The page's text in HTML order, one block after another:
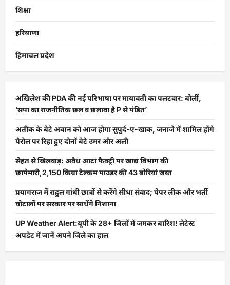
शिक्षा
हरियाणा
हिमाचल प्रदेश
अखिलेश की PDA की नई परिभाषा पर मायावती का पलटवार: बोलीं,
‘सपा का राजनीतिक छल व छलावा है P से पंडित’
अतीक के बेटे अबान को आज होगा सुपुर्द-ए-खाक, जनाजे में शामिल होंगे
पैरोल पर रिहा हुए दोनों बेटे उमर और अली
सेहत से खिलवाड़: अवैध आटा फैक्ट्री पर खाद्य विभाग की
छापेमारी,2,150 किग्रा टैल्कम पाउडर की 43 बोरियां जब्त
प्रयागराज में राहुल गांधी छात्रों से करेंगे सीधा संवाद; पेपर लीक और भर्ती
घोटालों पर सरकार पर साधेंगे निशाना
UP Weather Alert:यूपी के 28+ जिलों में जमकर बारिश! लेटेस्ट
अपडेट में जानें अपने जिले का हाल